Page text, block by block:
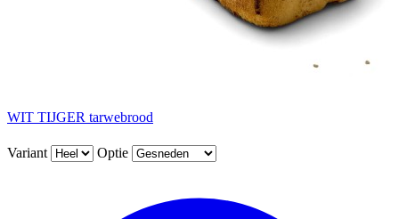
WIT TIJGER tarwebrood
Variant Optie